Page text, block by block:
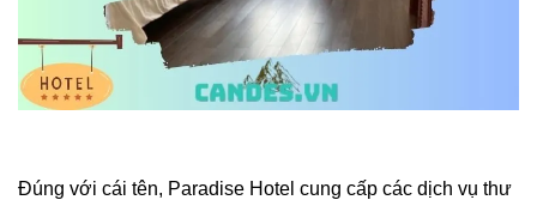
Đúng với cái tên, Paradise Hotel cung cấp các dịch vụ thư